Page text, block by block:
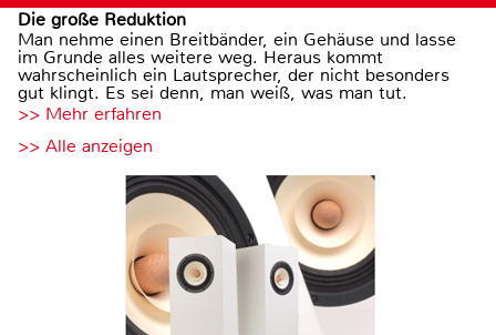
Die große Reduktion
Man nehme einen Breitbänder, ein Gehäuse und lasse
im Grunde alles weitere weg. Heraus kommt
wahrscheinlich ein Lautsprecher, der nicht besonders
gut klingt. Es sei denn, man weiß, was man tut.
>> Mehr erfahren
>> Alle anzeigen